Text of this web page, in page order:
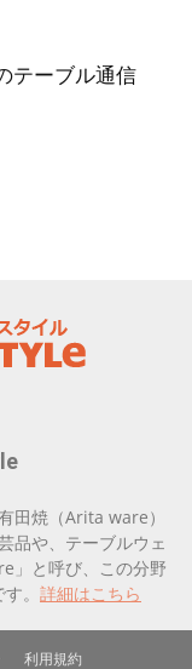
テーブル通信
田焼（Arita ware）
品や、テーブルウェ
」と呼び、この分野
。 詳細はこちら
利用規約